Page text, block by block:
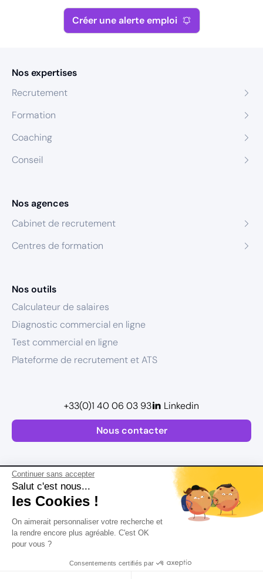
Continuer sans accepter
Salut c'est nous...
les Cookies !
On aimerait personnaliser votre recherche et
la rendre encore plus agréable. C'est OK
pour vous ?
Consentements certifiés par
Créer une alerte emploi
Nos expertises
Recrutement
Formation
Coaching
Conseil
Nos agences
Cabinet de recrutement
Centres de formation
Nos outils
Calculateur de salaires
Diagnostic commercial en ligne
Test commercial en ligne
Plateforme de recrutement et ATS
Nous contacter
+33(0)1 40 06 03 93 Linkedin
Plan de site
Mentions légales
Conditions Générales d’Utilisation
Version actualisée en
2026